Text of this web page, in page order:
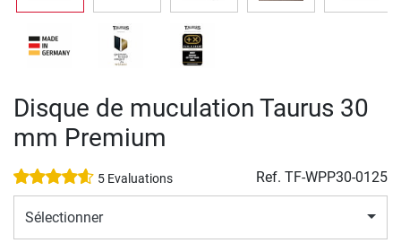
Disque de muculation Taurus 30
mm Premium
5 Evaluations Ref. TF-WPP30-0125
Sélectionner